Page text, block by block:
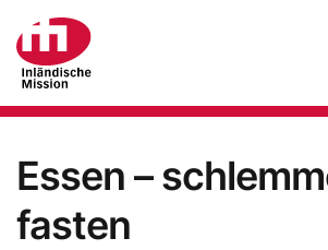
Essen –
fasten